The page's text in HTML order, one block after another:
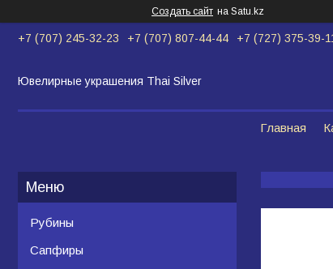
Создать сайт на Satu.kz
+7 (707) 245-32-23 +7 (707) 807-44-44 +7 (727) 375-39-
Ювелирные украшения Thai Silver
Главная
Рубины
Сапфиры